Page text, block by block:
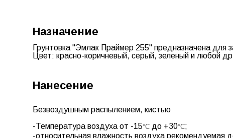
Назначение
Грунтовка "Эмлак Праймер 255" предназначена для
Цвет: красно-коричневый, серый, зеленый и любой
Нанесение
Безвоздушным распылением, кистью
-Температура воздуха от -15°Cдо +30°C;
-относительная влажность воздуха рекомендуемая